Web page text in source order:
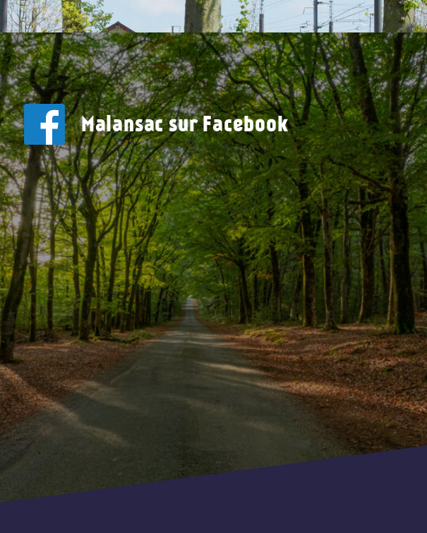
Malansac sur Facebook